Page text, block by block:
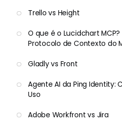
Trello vs Height
O que é o Lucidchart
Protocolo de Contexto do
Gladly vs Front
Agente AI da Ping Identity:
Uso
Adobe Workfront vs Jira